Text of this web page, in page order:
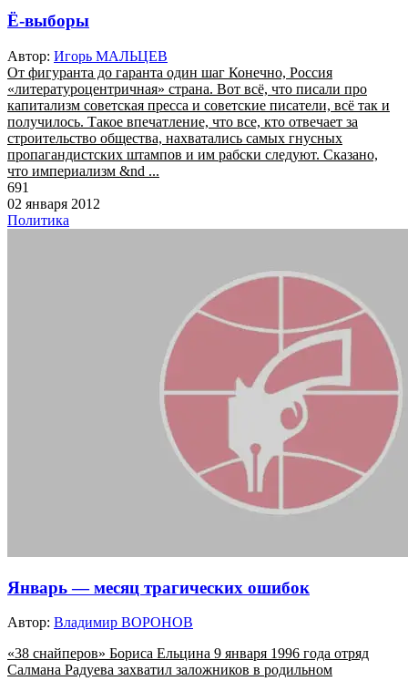
Ё-выборы
Автор: Игорь МАЛЬЦЕВ
От фигуранта до гаранта один шаг Конечно, Россия
«литературоцентричная» страна. Вот всё, что писали про
капитализм советская пресса и советские писатели, всё так и
получилось. Такое впечатление, что все, кто отвечает за
строительство общества, нахватались самых гнусных
пропагандистских штампов и им рабски следуют. Сказано,
что империализм &nd ...
691
02 января 2012
Политика
Январь — месяц трагических ошибок
Автор: Владимир ВОРОНОВ
«38 снайперов» Бориса Ельцина 9 января 1996 года отряд
Салмана Радуева захватил заложников в родильном